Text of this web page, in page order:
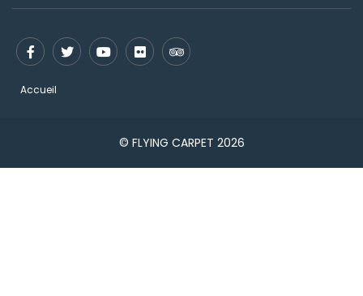
Accueil
© FLYING CARPET 2026